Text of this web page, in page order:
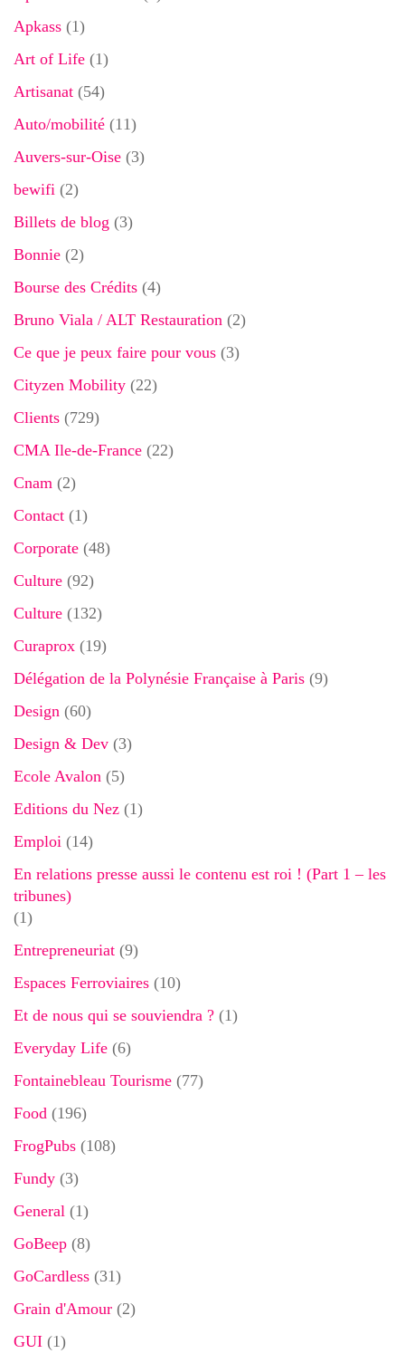
Apkass (1)
Art of Life (1)
Artisanat (54)
Auto/mobilité (11)
Auvers-sur-Oise (3)
bewifi (2)
Billets de blog (3)
Bonnie (2)
Bourse des Crédits (4)
Bruno Viala / ALT Restauration (2)
Ce que je peux faire pour vous (3)
Cityzen Mobility (22)
Clients (729)
CMA Ile-de-France (22)
Cnam (2)
Contact (1)
Corporate (48)
Culture (92)
Culture (132)
Curaprox (19)
Délégation de la Polynésie Française à Paris (9)
Design (60)
Design & Dev (3)
Ecole Avalon (5)
Editions du Nez (1)
Emploi (14)
En relations presse aussi le contenu est roi ! (Part 1 – les
tribunes)
(1)
Entrepreneuriat (9)
Espaces Ferroviaires (10)
Et de nous qui se souviendra ? (1)
Everyday Life (6)
Fontainebleau Tourisme (77)
Food (196)
FrogPubs (108)
Fundy (3)
General (1)
GoBeep (8)
GoCardless (31)
Grain d'Amour (2)
GUI (1)